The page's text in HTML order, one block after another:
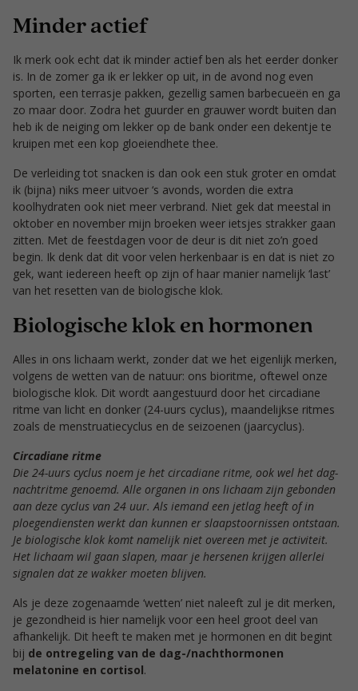
Minder actief
Ik merk ook echt dat ik minder actief ben als het eerder donker
is. In de zomer ga ik er lekker op uit, in de avond nog even
sporten, een terrasje pakken, gezellig samen barbecueën en ga
zo maar door. Zodra het guurder en grauwer wordt buiten dan
heb ik de neiging om lekker op de bank onder een dekentje te
kruipen met een kop gloeiendhete thee.
De verleiding tot snacken is dan ook een stuk groter en omdat
ik (bijna) niks meer uitvoer ‘s avonds, worden die extra
koolhydraten ook niet meer verbrand. Niet gek dat meestal in
oktober en november mijn broeken weer ietsjes strakker gaan
zitten. Met de feestdagen voor de deur is dit niet zo’n goed
begin. Ik denk dat dit voor velen herkenbaar is en dat is niet zo
gek, want iedereen heeft op zijn of haar manier namelijk ‘last’
van het resetten van de biologische klok.
Biologische klok en hormonen
Alles in ons lichaam werkt, zonder dat we het eigenlijk merken,
volgens de wetten van de natuur: ons bioritme, oftewel onze
biologische klok. Dit wordt aangestuurd door het circadiane
ritme van licht en donker (24-uurs cyclus), maandelijkse ritmes
zoals de menstruatiecyclus en de seizoenen (jaarcyclus).
Circadiane ritme
Die 24-uurs cyclus noem je het circadiane ritme, ook wel het dag-
nachtritme genoemd. Alle organen in ons lichaam zijn gebonden
aan deze cyclus van 24 uur. Als iemand een jetlag heeft of in
ploegendiensten werkt dan kunnen er slaapstoornissen ontstaan.
Je biologische klok komt namelijk niet overeen met je activiteit.
Het lichaam wil gaan slapen, maar je hersenen krijgen allerlei
signalen dat ze wakker moeten blijven.
Als je deze zogenaamde ‘wetten’ niet naleeft zul je dit merken,
je gezondheid is hier namelijk voor een heel groot deel van
afhankelijk. Dit heeft te maken met je hormonen en dit begint
bij de ontregeling van de dag-/nachthormonen
melatonine en cortisol.